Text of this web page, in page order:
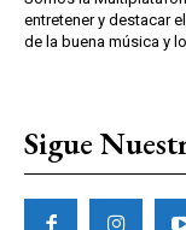
entretener y destacar
de la buena música y
Sigue